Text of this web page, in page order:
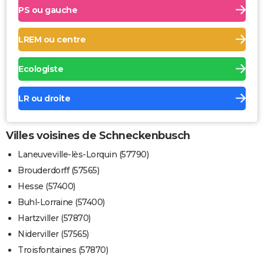
PS ou gauche
LREM ou centre
Ecologiste
LR ou droite
Villes voisines de Schneckenbusch
Laneuveville-lès-Lorquin (57790)
Brouderdorff (57565)
Hesse (57400)
Buhl-Lorraine (57400)
Hartzviller (57870)
Niderviller (57565)
Troisfontaines (57870)